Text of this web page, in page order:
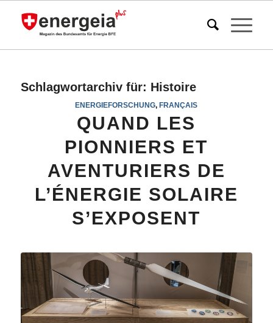
Schlagwortarchiv für: Histoire
ENERGIEFORSCHUNG,FRANÇAIS
QUAND LES
PIONNIERS ET
AVENTURIERS DE
L’ÉNERGIE SOLAIRE
S’EXPOSENT